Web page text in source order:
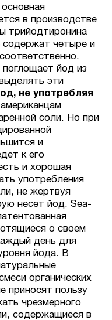
в производстве
трийодтиронина
содержат четыре и
йод из
эти
не употребляя
соли. Но при
и
к его
и хорошая
употребления
не жертвуя
несет йод. Sea-
о своем
день для
йода. В
органических
приносят пользу
чрезмерного
содержащиеся в